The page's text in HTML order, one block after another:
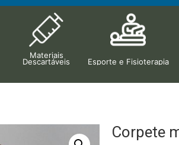
Materiais
Descartáveis Esporte e Fisioterapia
Corpete